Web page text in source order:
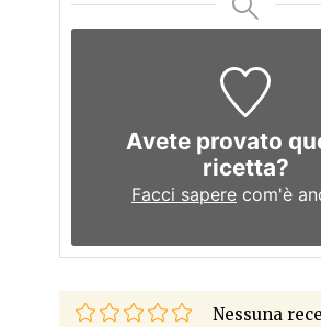
Avete provato
ricetta?
Facci sapere com'è
Nessuna